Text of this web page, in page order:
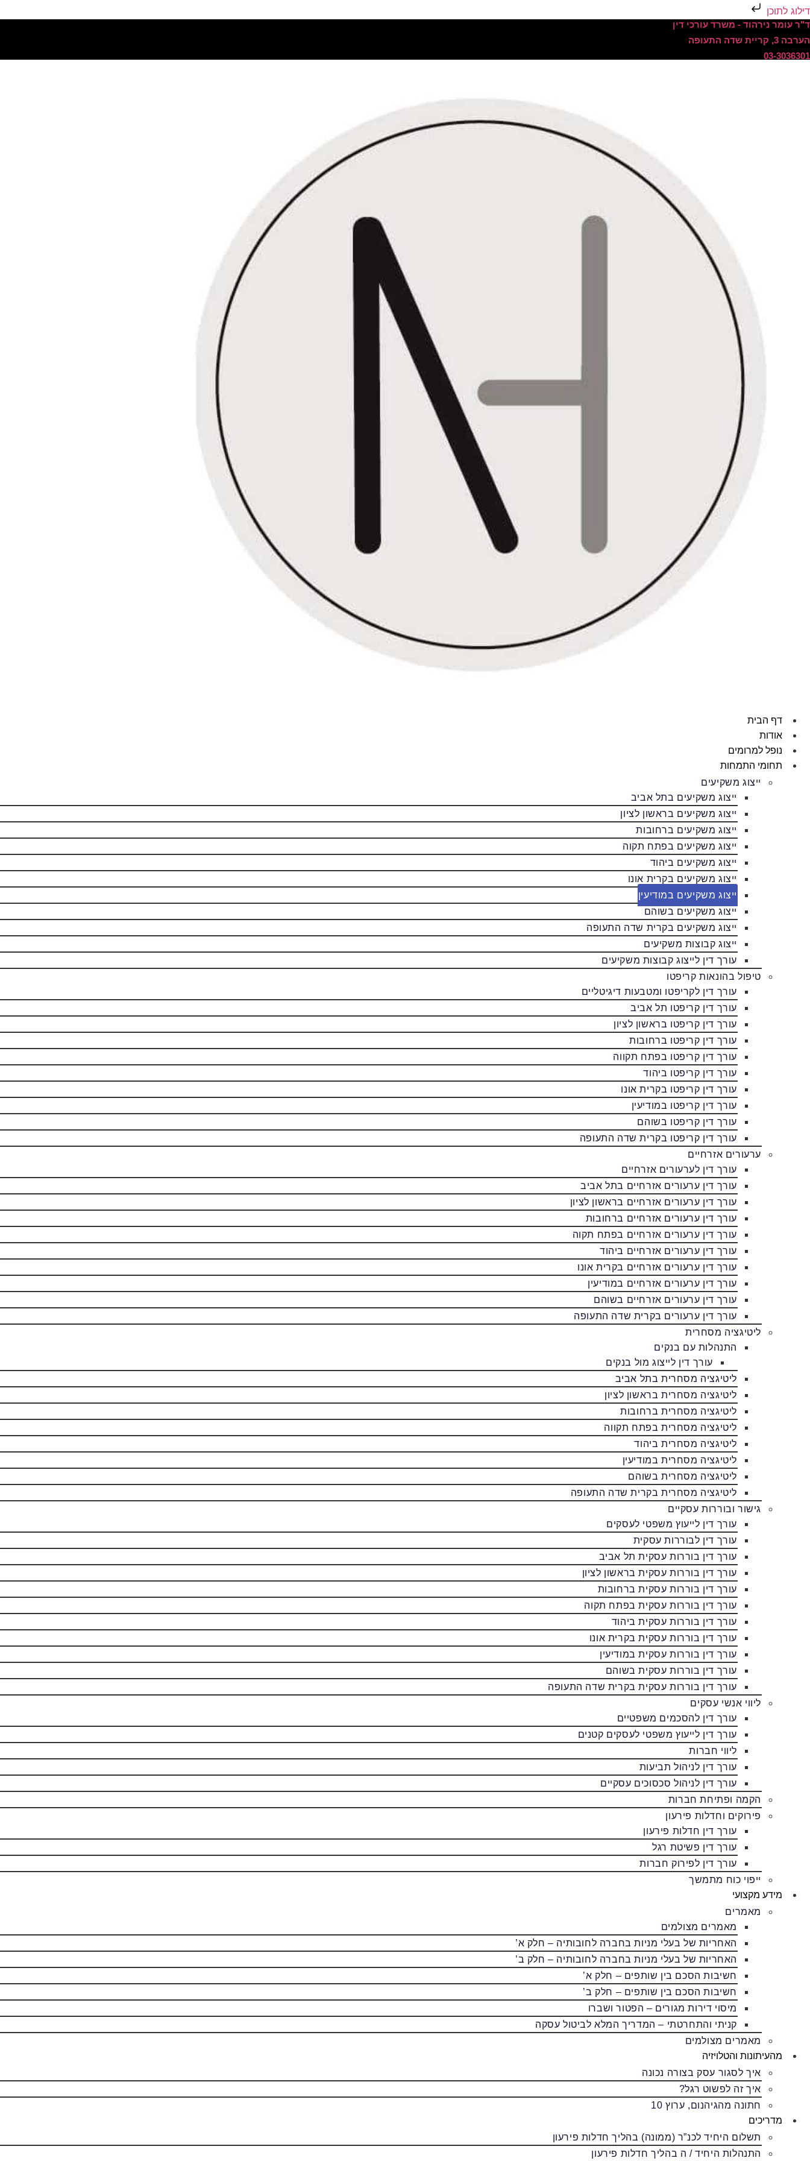
דילוג לתוכן
ד"ר עומר נירהוד - משרד עורכי דין
הערבה 3, קריית שדה התעופה
03-3036301
דף הבית
אודות
נופל למרומים
תחומי התמחות
ייצוג משקיעים
ייצוג משקיעים בתל אביב
ייצוג משקיעים בראשון לציון
ייצוג משקיעים ברחובות
ייצוג משקיעים בפתח תקוה
ייצוג משקיעים ביהוד
ייצוג משקיעים בקרית אונו
ייצוג משקיעים במודיעין
ייצוג משקיעים בשוהם
ייצוג משקיעים בקרית שדה התעופה
ייצוג קבוצות משקיעים
עורך דין לייצוג קבוצות משקיעים
טיפול בהונאות קריפטו
עורך דין לקריפטו ומטבעות דיגיטליים
עורך דין קריפטו תל אביב
עורך דין קריפטו בראשון לציון
עורך דין קריפטו ברחובות
עורך דין קריפטו בפתח תקווה
עורך דין קריפטו ביהוד
עורך דין קריפטו בקרית אונו
עורך דין קריפטו במודיעין
עורך דין קריפטו בשוהם
עורך דין קריפטו בקרית שדה התעופה
ערעורים אזרחיים
עורך דין לערעורים אזרחיים
עורך דין ערעורים אזרחיים בתל אביב
עורך דין ערעורים אזרחיים בראשון לציון
עורך דין ערעורים אזרחיים ברחובות
עורך דין ערעורים אזרחיים בפתח תקוה
עורך דין ערעורים אזרחיים ביהוד
עורך דין ערעורים אזרחיים בקרית אונו
עורך דין ערעורים אזרחיים במודיעין
עורך דין ערעורים אזרחיים בשוהם
עורך דין ערעורים בקרית שדה התעופה
ליטיגציה מסחרית
התנהלות עם בנקים
עורך דין לייצוג מול בנקים
ליטיגציה מסחרית בתל אביב
ליטיגציה מסחרית בראשון לציון
ליטיגציה מסחרית ברחובות
ליטיגציה מסחרית בפתח תקווה
ליטיגציה מסחרית ביהוד
ליטיגציה מסחרית במודיעין
ליטיגציה מסחרית בשוהם
ליטיגציה מסחרית בקרית שדה התעופה
גישור ובוררות עסקיים
עורך דין לייעוץ משפטי לעסקים
עורך דין לבוררות עסקית
עורך דין בוררות עסקית תל אביב
עורך דין בוררות עסקית בראשון לציון
עורך דין בוררות עסקית ברחובות
עורך דין בוררות עסקית בפתח תקוה
עורך דין בוררות עסקית ביהוד
עורך דין בוררות עסקית בקרית אונו
עורך דין בוררות עסקית במודיעין
עורך דין בוררות עסקית בשוהם
עורך דין בוררות עסקית בקרית שדה התעופה
ליווי אנשי עסקים
עורך דין להסכמים משפטיים
עורך דין לייעוץ משפטי לעסקים קטנים
ליווי חברות
עורך דין לניהול תביעות
עורך דין לניהול סכסוכים עסקיים
הקמה ופתיחת חברות
פירוקים וחדלות פירעון
עורך דין חדלות פירעון
עורך דין פשיטת רגל
עורך דין לפירוק חברות
ייפוי כוח מתמשך
מידע מקצועי
מאמרים
מאמרים מצולמים
האחריות של בעלי מניות בחברה לחובותיה – חלק א’
האחריות של בעלי מניות בחברה לחובותיה – חלק ב’
חשיבות הסכם בין שותפים – חלק א’
חשיבות הסכם בין שותפים – חלק ב’
מיסוי דירות מגורים – הפטור ושברו
קניתי והתחרטתי – המדריך המלא לביטול עסקה
מאמרים מצולמים
מהעיתונות והטלויזיה
איך לסגור עסק בצורה נכונה
איך זה לפשוט רגל?
חתונה מהגיהנום, ערוץ 10
מדריכים
תשלום היחיד לכנ”ר (ממונה) בהליך חדלות פירעון
התנהלות היחיד / ה בהליך חדלות פירעון